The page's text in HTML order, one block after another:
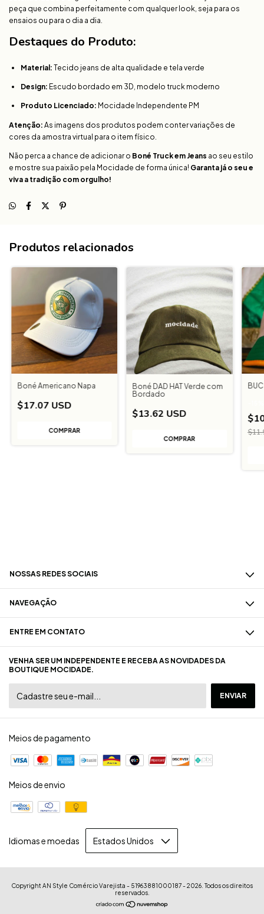
peça que combina perfeitamente com qualquer look, seja para os
ensaios ou para o dia a dia.
Destaques do Produto:
Material: Tecido jeans de alta qualidade e tela verde
Design: Escudo bordado em 3D, modelo truck moderno
Produto Licenciado: Mocidade Independente PM
Atenção: As imagens dos produtos podem conter variações de
cores da amostra virtual para o item físico.
Não perca a chance de adicionar o Boné Truck em Jeans ao seu estilo
e mostre sua paixão pela Mocidade de forma única! Garanta já o seu e
viva a tradição com orgulho!
Produtos relacionados
Boné Americano Napa
$17.07 USD
Boné DAD HAT Verde com
Bordado
$13.62 USD
NOSSAS REDES SOCIAIS
NAVEGAÇÃO
ENTRE EM CONTATO
VENHA SER UM INDEPENDENTE E RECEBA AS NOVIDADES DA
BOUTIQUE MOCIDADE.
Meios de pagamento
Meios de envio
Idiomas e moedas
Copyright AN Style Comércio Varejista - 51963881000187 - 2026. Todos os direitos
reservados.